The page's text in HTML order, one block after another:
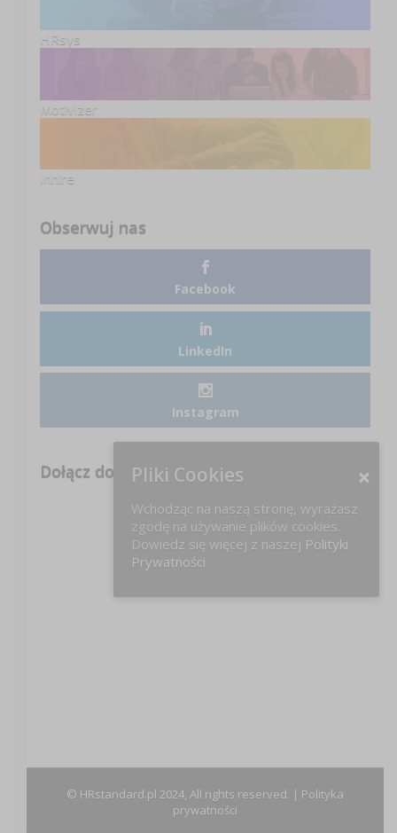
HRsys
Motivizer
Inhire
Obserwuj nas
Facebook
LinkedIn
Instagram
Dołącz do nas na FB!
© HRstandard.pl 2024, All rights reserved. | Polityka
prywatności
Pliki Cookies
Wchodząc na naszą stronę, wyrażasz
zgodę na używanie plików cookies.
Dowiedz się więcej z naszej Polityki
Prywatności